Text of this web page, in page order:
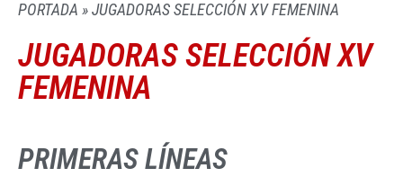
PORTADA »JUGADORAS SELECCIÓN XV FEMENINA
JUGADORAS SELECCIÓN XV
FEMENINA
PRIMERAS LÍNEAS